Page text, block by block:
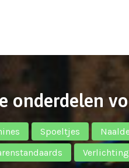
onderdelen
Spoeltjes